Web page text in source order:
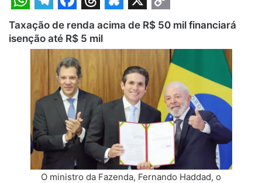
W
h
T
e
l
g
r
a
m
F
a
c
e
b
o
o
k
T
h
r
e
a
d
s
B
u
e
s
X C
o
p
y
L
i
n
Taxação de renda acima de R$ 50 mil financiará
isenção até R$ 5 mil
O ministro da Fazenda, Fernando Haddad, o